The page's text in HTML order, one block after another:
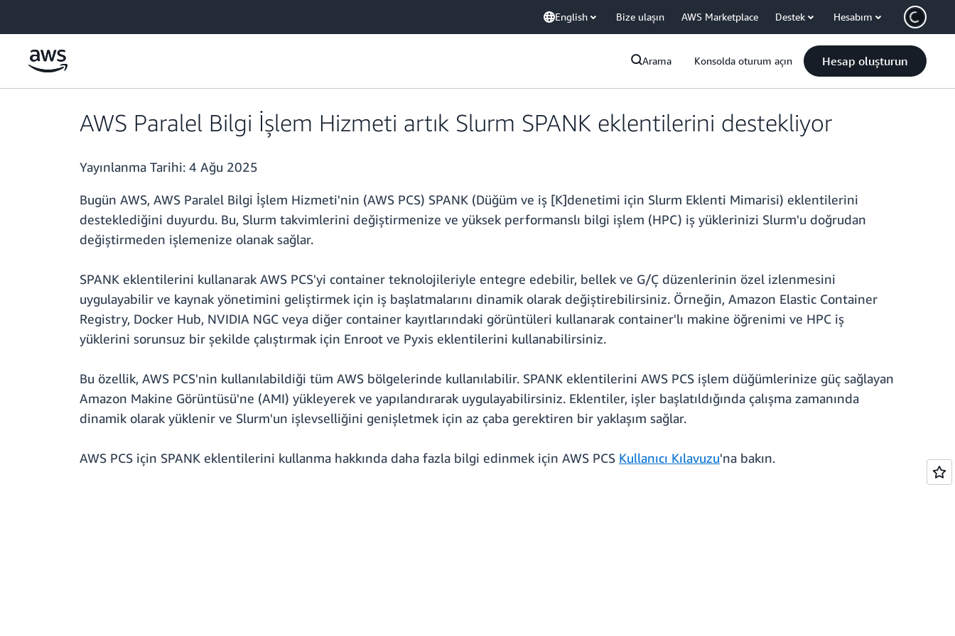
English Bize ulaşın AWS Marketplace Destek Hesabım
Arama Konsolda oturum açın Hesap oluşturun
AWS Paralel Bilgi İşlem Hizmeti artık Slurm SPANK eklentilerini destekliyor
Yayınlanma Tarihi: 4 Ağu 2025
Bugün AWS, AWS Paralel Bilgi İşlem Hizmeti'nin (AWS PCS) SPANK (Düğüm ve iş [K]denetimi için Slurm Eklenti Mimarisi) eklentilerini
desteklediğini duyurdu. Bu, Slurm takvimlerini değiştirmenize ve yüksek performanslı bilgi işlem (HPC) iş yüklerinizi Slurm'u doğrudan
değiştirmeden işlemenize olanak sağlar.
SPANK eklentilerini kullanarak AWS PCS'yi container teknolojileriyle entegre edebilir, bellek ve G/Ç düzenlerinin özel izlenmesini
uygulayabilir ve kaynak yönetimini geliştirmek için iş başlatmalarını dinamik olarak değiştirebilirsiniz. Örneğin, Amazon Elastic Container
Registry, Docker Hub, NVIDIA NGC veya diğer container kayıtlarındaki görüntüleri kullanarak container'lı makine öğrenimi ve HPC iş
yüklerini sorunsuz bir şekilde çalıştırmak için Enroot ve Pyxis eklentilerini kullanabilirsiniz.
Bu özellik, AWS PCS'nin kullanılabildiği tüm AWS bölgelerinde kullanılabilir. SPANK eklentilerini AWS PCS işlem düğümlerinize güç sağlayan
Amazon Makine Görüntüsü'ne (AMI) yükleyerek ve yapılandırarak uygulayabilirsiniz. Eklentiler, işler başlatıldığında çalışma zamanında
dinamik olarak yüklenir ve Slurm'un işlevselliğini genişletmek için az çaba gerektiren bir yaklaşım sağlar.
AWS PCS için SPANK eklentilerini kullanma hakkında daha fazla bilgi edinmek için AWS PCS Kullanıcı Kılavuzu'na bakın.